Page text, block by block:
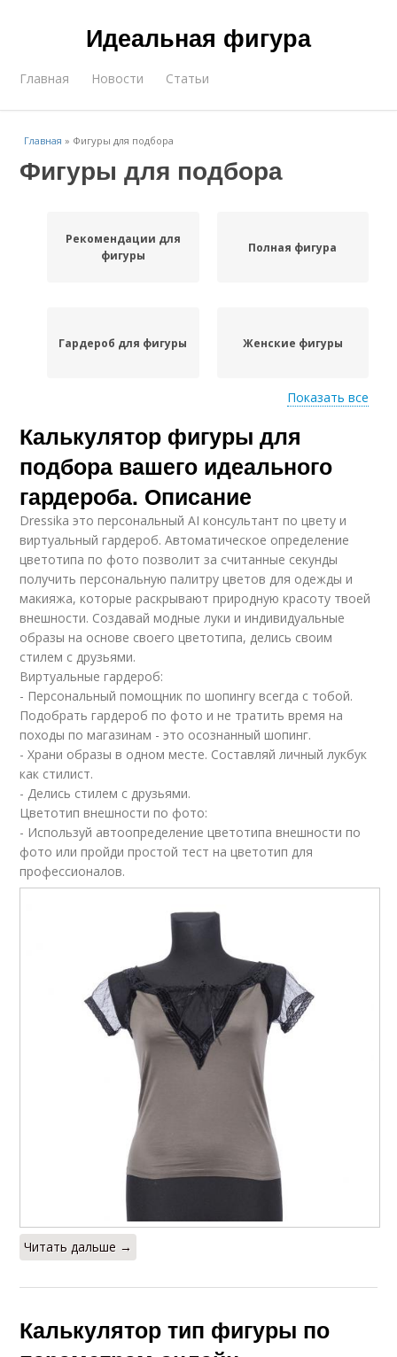
Идеальная фигура
Главная Новости Статьи
Главная » Фигуры для подбора
Фигуры для подбора
Рекомендации для
фигуры
Полная фигура
Гардероб для фигуры Женские фигуры
Х-образная фигура
Фигура по
параметрам
Женская фигура
Фигуры по
параметрам
Виртуальная фигура Платья для фигуры
Спортивная фигура Онлайн подборы
Онлайн-сервисы по
подбору
Показать все
Калькулятор фигуры для
подбора вашего идеального
гардероба. Описание
Dressika это персональный AI консультант по цвету и
виртуальный гардероб. Автоматическое определение
цветотипа по фото позволит за считанные секунды
получить персональную палитру цветов для одежды и
макияжа, которые раскрывают природную красоту твоей
внешности. Создавай модные луки и индивидуальные
образы на основе своего цветотипа, делись своим
стилем с друзьями.
Виртуальные гардероб:
- Персональный помощник по шопингу всегда с тобой.
Подобрать гардероб по фото и не тратить время на
походы по магазинам - это осознанный шопинг.
- Храни образы в одном месте. Составляй личный лукбук
как стилист.
- Делись стилем с друзьями.
Цветотип внешности по фото:
- Используй автоопределение цветотипа внешности по
фото или пройди простой тест на цветотип для
профессионалов.
Читать дальше →
Калькулятор тип фигуры по